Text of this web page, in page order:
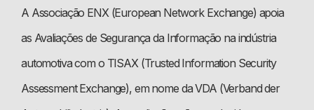
A Associação ENX (European Network Exchange) apoia
as Avaliações de Segurança da Informação na indústria
automotiva com o TISAX (Trusted Information Security
Assessment Exchange), em nome da VDA (Verband der